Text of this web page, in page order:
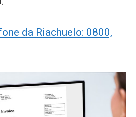
da Riachuelo: 0800,